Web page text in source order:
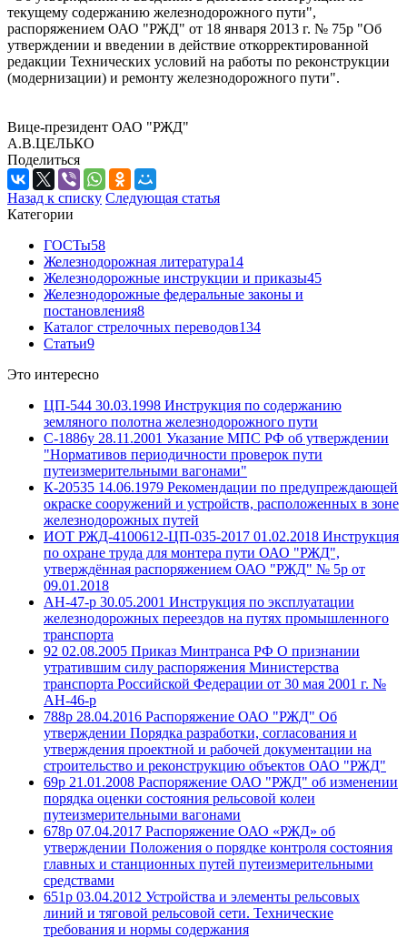
текущему содержанию железнодорожного пути",
распоряжением ОАО "РЖД" от 18 января 2013 г. № 75р "Об
утверждении и введении в действие откорректированной
редакции Технических условий на работы по реконструкции
(модернизации) и ремонту железнодорожного пути".
Вице-президент ОАО "РЖД"
А.В.ЦЕЛЬКО
Поделиться
Назад к списку Следующая статья
Категории
ГОСТы58
Железнодорожная литература14
Железнодорожные инструкции и приказы45
Железнодорожные федеральные законы и
постановления8
Каталог стрелочных переводов134
Статьи9
Это интересно
ЦП-544 30.03.1998 Инструкция по содержанию
земляного полотна железнодорожного пути
С-1886у 28.11.2001 Указание МПС РФ об утверждении
"Нормативов периодичности проверок пути
путеизмерительными вагонами"
К-20535 14.06.1979 Рекомендации по предупреждающей
окраске сооружений и устройств, расположенных в зоне
железнодорожных путей
ИОТ РЖД-4100612-ЦП-035-2017 01.02.2018 Инструкция
по охране труда для монтера пути ОАО "РЖД",
утверждённая распоряжением ОАО "РЖД" № 5р от
09.01.2018
АН-47-р 30.05.2001 Инструкция по эксплуатации
железнодорожных переездов на путях промышленного
транспорта
92 02.08.2005 Приказ Минтранса РФ О признании
утратившим силу распоряжения Министерства
транспорта Российской Федерации от 30 мая 2001 г. №
АН-46-р
788р 28.04.2016 Распоряжение ОАО "РЖД" Об
утверждении Порядка разработки, согласования и
утверждения проектной и рабочей документации на
строительство и реконструкцию объектов ОАО "РЖД"
69р 21.01.2008 Распоряжение ОАО "РЖД" об изменении
порядка оценки состояния рельсовой колеи
путеизмерительными вагонами
678р 07.04.2017 Распоряжение ОАО «РЖД» об
утверждении Положения о порядке контроля состояния
главных и станционных путей путеизмерительными
средствами
651р 03.04.2012 Устройства и элементы рельсовых
линий и тяговой рельсовой сети. Технические
требования и нормы содержания